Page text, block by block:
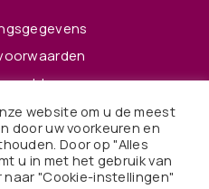
Policy
website om u de meest
door uw voorkeuren en
Door op "Alles
u in met het gebruik van
naar "Cookie-instellingen"